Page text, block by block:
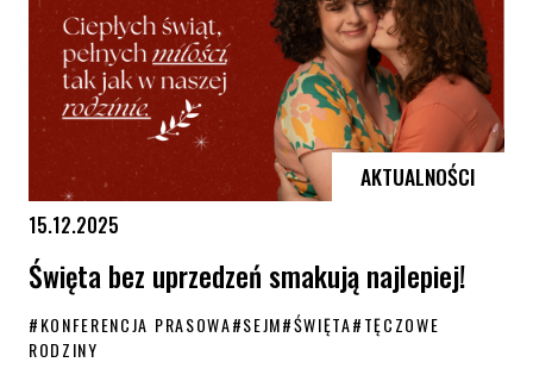
AKTUALNOŚCI
15.12.2025
Święta bez uprzedzeń smakują najlepiej!
#KONFERENCJA PRASOWA#SEJM#ŚWIĘTA#TĘCZOWE
RODZINY